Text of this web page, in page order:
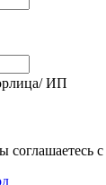
ИП
соглашаетесь с